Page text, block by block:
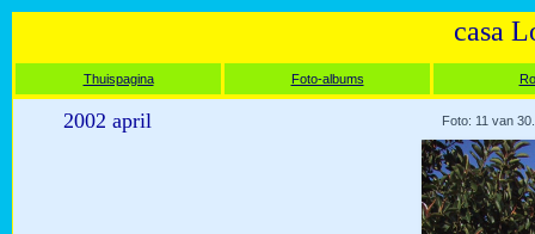
casa
Thuispagina Foto-albums
2002 april Foto: 11 van 30.